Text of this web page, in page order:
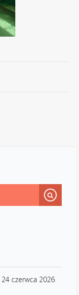
24 czerwca 2026